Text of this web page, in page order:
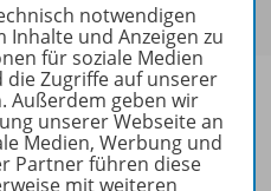
notwendigen
Inhalte und Anzeigen zu
für soziale Medien
Zugriffe auf unserer
Außerdem geben wir
unserer Webseite an
Medien, Werbung und
Partner führen diese
mit weiteren